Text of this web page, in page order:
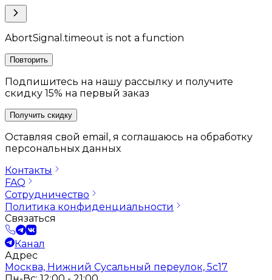
AbortSignal.timeout is not a function
Повторить
Подпишитесь на нашу рассылку и получите
скидку 15% на первый заказ
Получить скидку
Оставляя свой email, я соглашаюсь на обработку
персональных данных
Контакты
FAQ
Сотрудничество
Политика конфиденциальности
Связаться
Канал
Адрес
Москва, Нижний Сусальный переулок, 5с17